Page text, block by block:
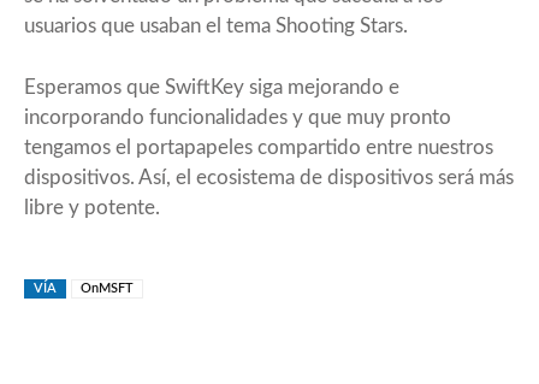
usuarios que usaban el tema Shooting Stars.
Esperamos que SwiftKey siga mejorando e
incorporando funcionalidades y que muy pronto
tengamos el portapapeles compartido entre nuestros
dispositivos. Así, el ecosistema de dispositivos será más
libre y potente.
VÍA OnMSFT